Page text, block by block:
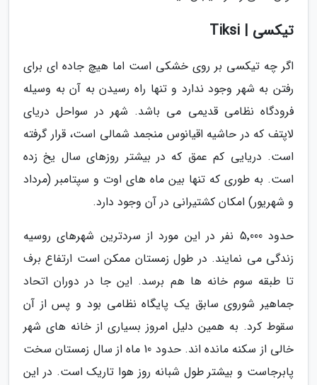
تیکسی | Tiksi
اگر چه تیکسی بر روی خشکی است اما هیچ جاده ای برای
رفتن به شهر وجود ندارد و تنها راه رسیدن به آن به وسیله
فرودگاه نظامی قدیمی می باشد. شهر در سواحل دریای
لاپتف که در حاشیه اقیانوس منجمد شمالی است، قرار گرفته
است. دریایی کم عمق که در بیشتر روزهای سال یخ زده
است. به طوری که تنها بین ماه های اوت و سپتامبر (مرداد
و شهریور) امکان کشتیرانی در آن وجود دارد.
حدود 5٬000 نفر در این مورد از سردترین شهرهای روسیه
زندگی می نمایند. در طول زمستان ممکن است ارتفاع برف
تا طبقه سوم خانه ها هم برسد. این جا در دوران اتحاد
جماهیر شوروی سابق یک پایگاه نظامی بود و پس از آن
سقوط کرد. به همین دلیل امروز بسیاری از خانه های شهر
خالی از سکنه مانده اند. حدود 10 ماه از سال زمستان سخت
پابرجاست و بیشتر طول شبانه روز هوا تاریک است. در این